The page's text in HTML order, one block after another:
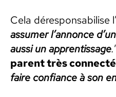
Cela dére­spon­s­abilise
assumer l’annonce
aus­si un appren­tis­sage.
par­ent très
faire con­fi­ance à son